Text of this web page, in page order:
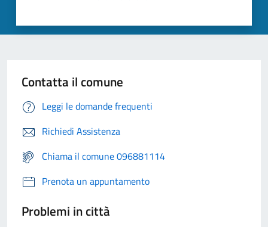
Contatta il comune
Leggi le domande frequenti
Richiedi Assistenza
Chiama il comune 096881114
Prenota un appuntamento
Problemi in città